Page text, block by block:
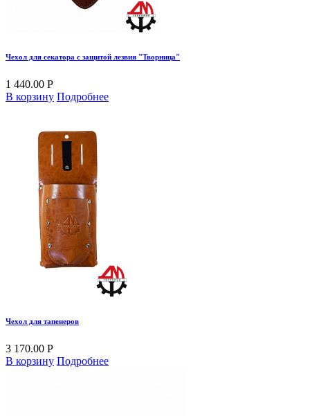
Чехол для секатора с защитой лезвия "Творница"
1 440.00 Р
В корзину Подробнее
Чехол для тапенеров
3 170.00 Р
В корзину Подробнее